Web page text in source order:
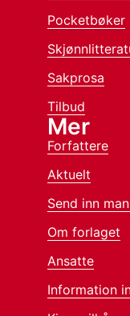
Pocketbøker
Sakprosa
Tilbud
Mer
Forfattere
Aktuelt
Send inn
Om forlaget
Ansatte
Information